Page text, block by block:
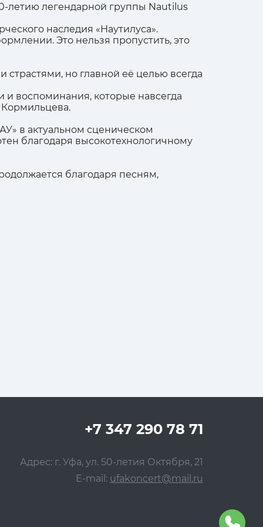
летию легендарной группы Nautilus
наследия «Наутилуса».
Это нельзя пропустить, это
но главной её целью всегда
воспоминания, которые навсегда
Кормильцева.
в актуальном сценическом
благодаря высокотехнологичному
благодаря песням,
+7 347 290 78 71
Адрес: г. Уфа, ул. 50-летия Октября, 21
E-mail: ufakoncert@mail.ru